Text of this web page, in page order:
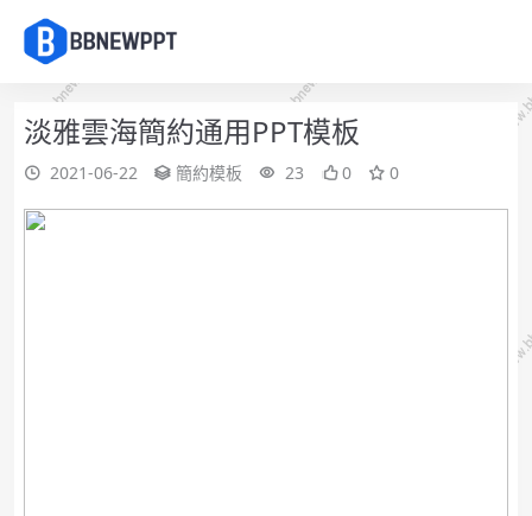
淡雅雲海簡約通用PPT模板
2021-06-22 簡約模板 23 0 0